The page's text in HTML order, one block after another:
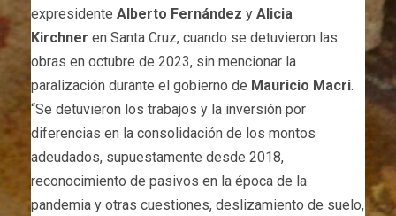
expresidente Alberto Fernández y Alicia
Kirchner en Santa Cruz, cuando se detuvieron las
obras en octubre de 2023, sin mencionar la
paralización durante el gobierno de Mauricio Macri.
“Se detuvieron los trabajos y la inversión por
diferencias en la consolidación de los montos
adeudados, supuestamente desde 2018,
reconocimiento de pasivos en la época de la
pandemia y otras cuestiones, deslizamiento de suelo,